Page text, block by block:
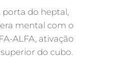
porta do heptal,
mental com o
ALFA, ativação
do cubo.